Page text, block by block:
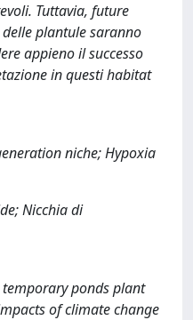
Tuttavia, future
plantule saranno
appieno il successo
in questi habitat
niche; Hypoxia
Nicchia di
ponds plant
of climate change